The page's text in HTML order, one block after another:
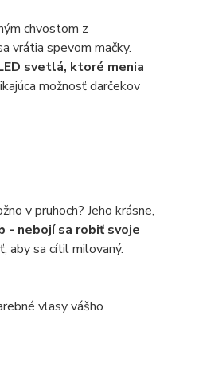
chvostom z
vrátia spevom mačky.
svetlá, ktoré menia
možnosť darčekov
v pruhoch? Jeho krásne,
- nebojí sa robiť svoje
aby sa cítil milovaný.
vlasy vášho